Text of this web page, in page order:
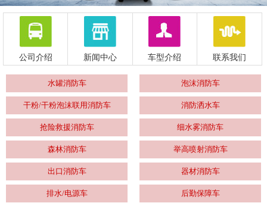
公司介绍 新闻中心 车型介绍 联系我们
水罐消防车 泡沫消防车
干粉/干粉泡沫联用消防车 消防洒水车
抢险救援消防车 细水雾消防车
森林消防车 举高喷射消防车
出口消防车 器材消防车
排水/电源车 后勤保障车